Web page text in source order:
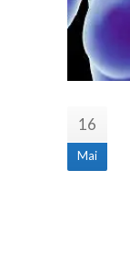
16
Mai